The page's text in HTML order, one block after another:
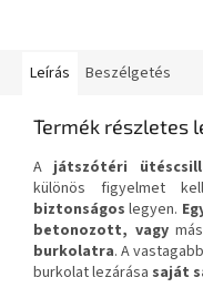
Leírás Beszélgetés
Termék részletes
Ajátszótéri
különös figyelmet
biztonságos legyen.
betonozott, vagy
burkolatra. A
burkolat lezárása saját